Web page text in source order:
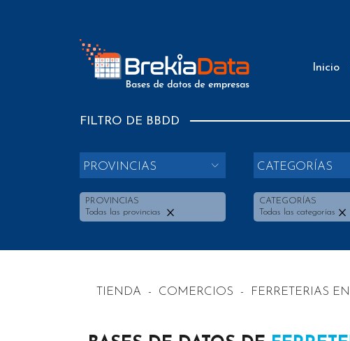
Inicio
FILTRO DE BBDD
PROVINCIAS
PROVINCIAS
Todas las provincias
CATEGORÍAS
CATEGORÍAS
Todas las categorías
TIENDA - COMERCIOS - FERRETERIAS